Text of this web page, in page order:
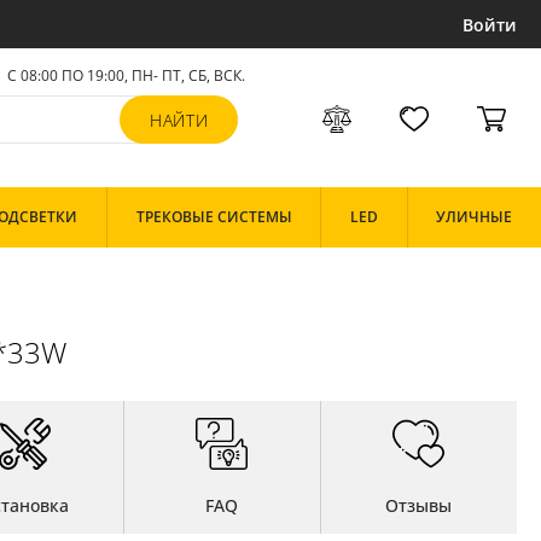
Войти
С 08:00 ПО 19:00, ПН- ПТ,СБ, ВСК.
ТРЕКОВЫЕ СИСТЕМЫ LED УЛИЧНЫЕ
FAQ Отзывы